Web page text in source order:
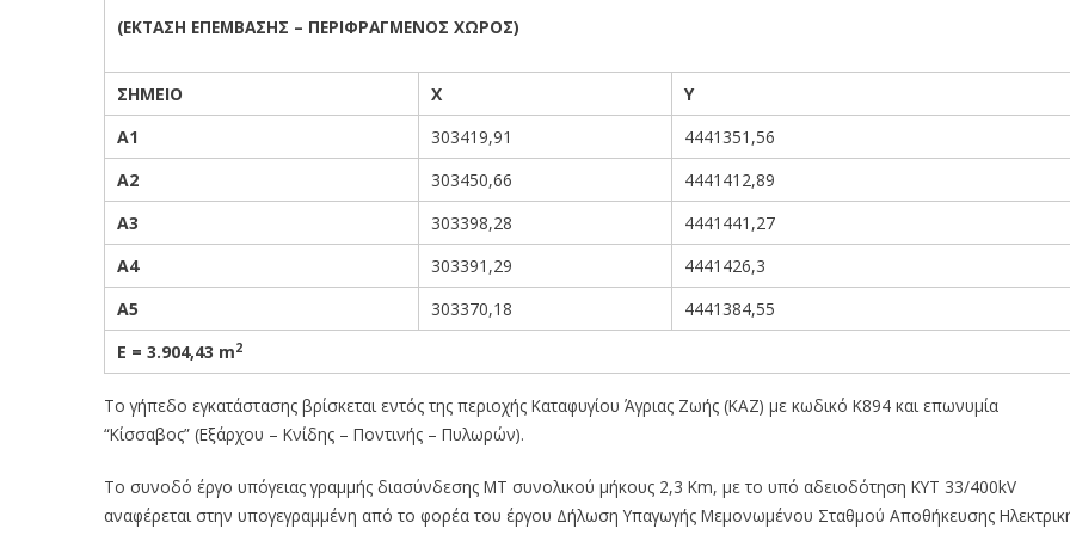
(ΕΚΤΑΣΗ ΕΠΕΜΒΑΣΗΣ – ΠΕΡΙΦΡΑΓΜΕΝΟΣ ΧΩΡΟΣ)
ΣΗΜΕΙΟ Χ
Υ
Α1
303419,91
4441351,56
Α2
303450,66
4441412,89
Α3
303398,28
4441441,27
Α4
303391,29
4441426,3
Α5
303370,18
4441384,55
Ε = 3.904,43 m2
Το γήπεδο εγκατάστασης βρίσκεται εντός της περιοχής Καταφυγίου Άγριας Ζωής (ΚΑΖ) με κωδικό Κ894 και επωνυμία
“Κίσσαβος” (Εξάρχου – Κνίδης – Ποντινής – Πυλωρών).
Το συνοδό έργο υπόγειας γραμμής διασύνδεσης ΜΤ συνολικού μήκους 2,3 Κm, με το υπό αδειοδότηση ΚΥΤ 33/400kV
αναφέρεται στην υπογεγραμμένη από το φορέα του έργου Δήλωση Υπαγωγής Μεμονωμένου Σταθμού Αποθήκευσης